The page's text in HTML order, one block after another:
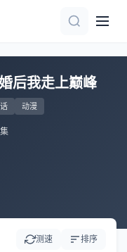
后我走上巅峰
动漫
测速 排序